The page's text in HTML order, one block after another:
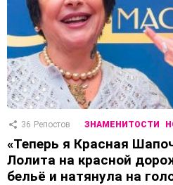
36 Репостов ЗНАМЕНИТОСТИ
«Теперь я Красная
Лолита на красной
бельё и натянула на